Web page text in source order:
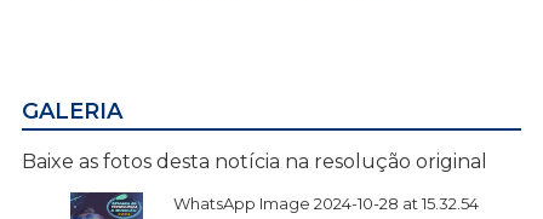
GALERIA
Baixe as fotos desta notícia na resolução original
WhatsApp Image 2024-10-28 at 15.32.54